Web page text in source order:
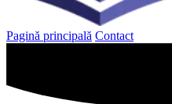
Pagină principală Contact